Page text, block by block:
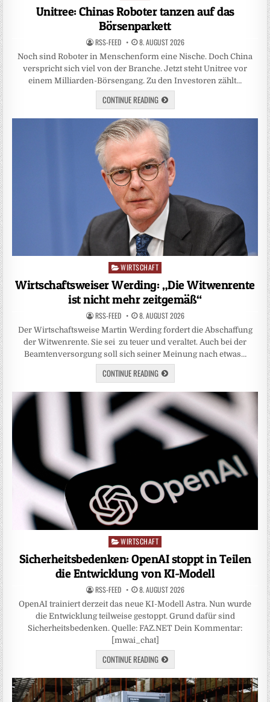
in
Unitree: Chinas Roboter tanzen auf das
Börsenparkett
RSS-FEED 8. AUGUST 2026
Noch sind Roboter in Menschenform eine Nische. Doch China
verspricht sich viel von der Branche. Jetzt steht Unitree vor
einem Milliarden-Börsengang. Zu den Investoren zählt…
CONTINUE READING
Posted
in
WIRTSCHAFT
Wirtschaftsweiser Werding: „Die Witwenrente
ist nicht mehr zeitgemäß“
RSS-FEED 8. AUGUST 2026
Der Wirtschaftsweise Martin Werding fordert die Abschaffung
der Witwenrente. Sie sei zu teuer und veraltet. Auch bei der
Beamtenversorgung soll sich seiner Meinung nach etwas…
CONTINUE READING
Posted
in
WIRTSCHAFT
Sicherheitsbedenken: OpenAI stoppt in Teilen
die Entwicklung von KI-Modell
RSS-FEED 8. AUGUST 2026
OpenAI trainiert derzeit das neue KI-Modell Astra. Nun wurde
die Entwicklung teilweise gestoppt. Grund dafür sind
Sicherheitsbedenken. Quelle: FAZ.NET Dein Kommentar:
[mwai_chat]
CONTINUE READING